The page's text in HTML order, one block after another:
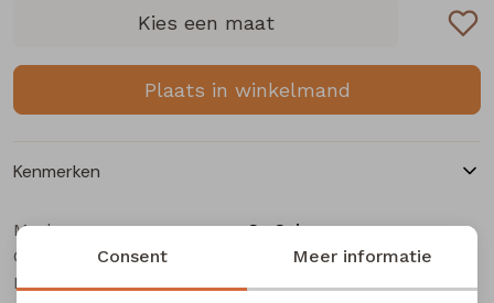
Bermuda's
Kies een maat
Plaats in winkelmand
Kenmerken
Merk
So Soire
Categorie
Dames T-Shirt km
Leverancierscode
Tamara Z10655
Consent Meer informatie